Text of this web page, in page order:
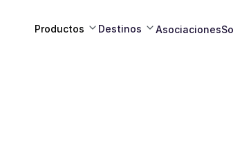
Productos Destinos Asociaciones